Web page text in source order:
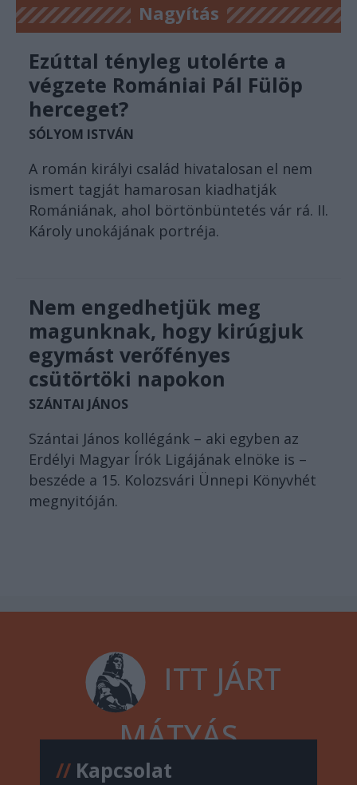
Nagyítás
Ezúttal tényleg utolérte a
végzete Romániai Pál Fülöp
herceget?
SÓLYOM ISTVÁN
A román királyi család hivatalosan el nem
ismert tagját hamarosan kiadhatják
Romániának, ahol börtönbüntetés vár rá. II.
Károly unokájának portréja.
Nem engedhetjük meg
magunknak, hogy kirúgjuk
egymást verőfényes
csütörtöki napokon
SZÁNTAI JÁNOS
Szántai János kollégánk – aki egyben az
Erdélyi Magyar Írók Ligájának elnöke is –
beszéde a 15. Kolozsvári Ünnepi Könyvhét
megnyitóján.
ITT JÁRT
MÁTYÁS
//Kapcsolat